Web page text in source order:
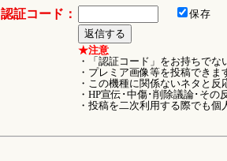
認証コード： 保存
★注意
・「認証コード」をお持ちでな
・プレミア画像等を投稿できま
・この機種に関係ないネタと反
・HP宣伝･中傷･削除議論･その
・投稿を二次利用する際でも個